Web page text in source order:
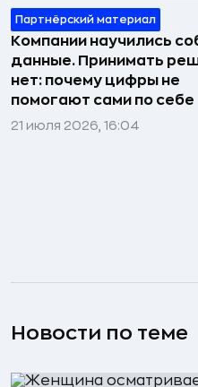
Партнёрский материал
Компании научились
данные. Принимать
нет: почему цифры не
помогают сами по себе
21 июля 2026, 16:04
Новости по теме